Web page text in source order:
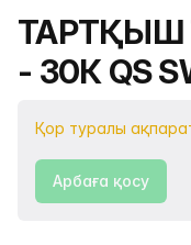
Өнімнің
ТАРТҚЫШ
- 30К QS
Қор туралы
Арбаға қосу